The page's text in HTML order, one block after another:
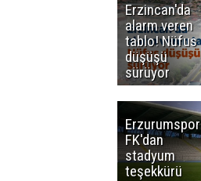
Erzincan'da
alarm veren
tablo! Nüfus
düşüşü
sürüyor
Erzurumspor
FK'dan
stadyum
teşekkürü